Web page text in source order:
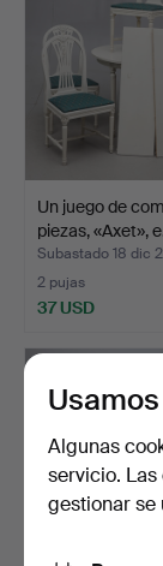
Un juego de
piezas, «Axet»,
Subastado 18 dic
2 pujas
37 USD
Algunas
servicio.
gestionar se